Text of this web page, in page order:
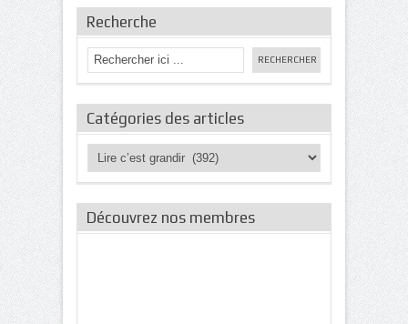
Recherche
Catégories des articles
Catégories
des
Découvrez nos membres